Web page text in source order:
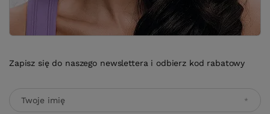
Zapisz się do naszego newslettera i odbierz kod rabatowy
Twoje imię